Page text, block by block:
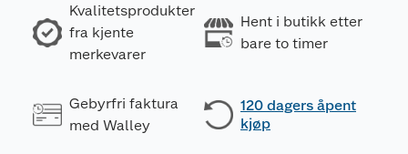
Kvalitetsprodukter
fra kjente
merkevarer
Hent i butikk etter
bare to timer
Gebyrfri faktura
med Walley
120 dagers åpent
kjøp